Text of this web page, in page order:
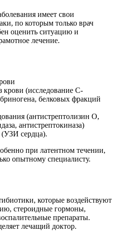
имеет свои
по которым только врач
оценить ситуацию и
лечение.
крови (исследование С-
белковых фракций
(антистрептолизин О,
антистрептокиназа)
(УЗИ сердца).
при латентном течении,
опытному специалисту.
которые воздействуют
стероидные гормоны,
препараты.
лечащий доктор.